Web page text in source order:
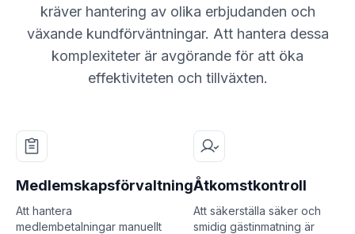
kräver hantering av olika erbjudanden och
växande kundförväntningar. Att hantera dessa
komplexiteter är avgörande för att öka
effektiviteten och tillväxten.
Medlemskapsförvaltning
Att hantera
medlembetalningar manuellt
Åtkomstkontroll
Att säkerställa säker och
smidig gästinmatning är